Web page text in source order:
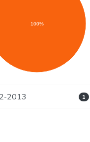
100%
2013 1